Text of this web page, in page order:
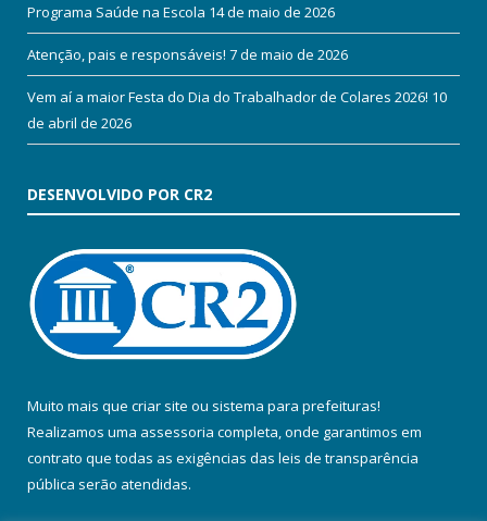
Programa Saúde na Escola 14 de maio de 2026
Atenção, pais e responsáveis! 7 de maio de 2026
Vem aí a maior Festa do Dia do Trabalhador de Colares 2026! 10
de abril de 2026
DESENVOLVIDO POR CR2
Muito mais que criar site ou sistema para prefeituras!
Realizamos uma assessoria completa, onde garantimos em
contrato que todas as exigências das leis de transparência
pública serão atendidas.